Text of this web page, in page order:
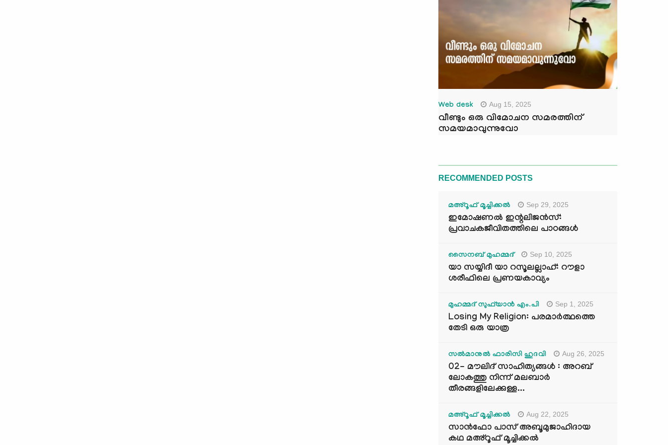
Web desk Aug 15, 2025
വീണ്ടും ഒരു വിമോചന സമരത്തിന്
സമയമാവുന്നുവോ
RECOMMENDED POSTS
മഅ്റൂഫ് മൂച്ചിക്കല്‍ Sep 29, 2025
ഇമോഷണൽ ഇന്റലിജൻസ്:
പ്രവാചകജീവിതത്തിലെ പാഠങ്ങൾ
സൈനബ് മുഹമ്മദ് Sep 10, 2025
യാ സയ്യിദീ യാ റസൂലല്ലാഹ്: റൗളാ
ശരീഫിലെ പ്രണയകാവ്യം
മുഹമ്മദ് സുഫ്‌യാൻ എം.പി Sep 1, 2025
Losing My Religion: പരമാർത്ഥത്തെ
തേടി ഒരു യാത്ര
സൽമാനുൽ ഫാരിസി ഹുദവി Aug 26, 2025
02- മൗലിദ് സാഹിത്യങ്ങൾ : അറബ്
ലോകത്തു നിന്ന് മലബാർ
തീരങ്ങളിലേക്കുള്ള...
മഅ്റൂഫ് മൂച്ചിക്കല്‍ Aug 22, 2025
സാൻഫോ പാസ് അബൂമുജാഹിദായ
കഥ മഅ്റൂഫ് മൂച്ചിക്കല്‍